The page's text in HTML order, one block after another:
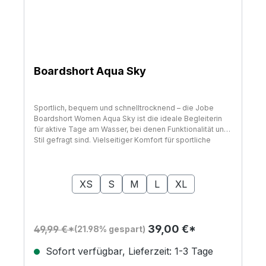
Boardshort Aqua Sky
Sportlich, bequem und schnelltrocknend – die Jobe
Boardshort Women Aqua Sky ist die ideale Begleiterin
für aktive Tage am Wasser, bei denen Funktionalität und
Stil gefragt sind. Vielseitiger Komfort für sportliche
Kordelzug sicher bei jeder Bewegung. Sie ist perfekt für
alle Wassersportarten geeignet – ob auf dem SUP,
Form, egal wie aktiv du bist. Technische Daten und
Lieferumfang Farbe: Aqua Sky/Vintage teal(auch in
Schwarz erhältlich) Material: Elastisches, leichtes und
schnelltrocknendes Material Schnitt: Komfortabler
XS
S M L XL
49,99 €*(21.98% gespart) 39,00 €*
Sofort verfügbar, Lieferzeit: 1-3 Tage